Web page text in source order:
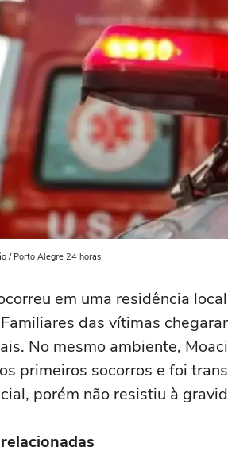
/ Porto Alegre 24 horas
em uma residência
das vítimas
No mesmo ambiente,
primeiros socorros e foi
porém não resistiu à